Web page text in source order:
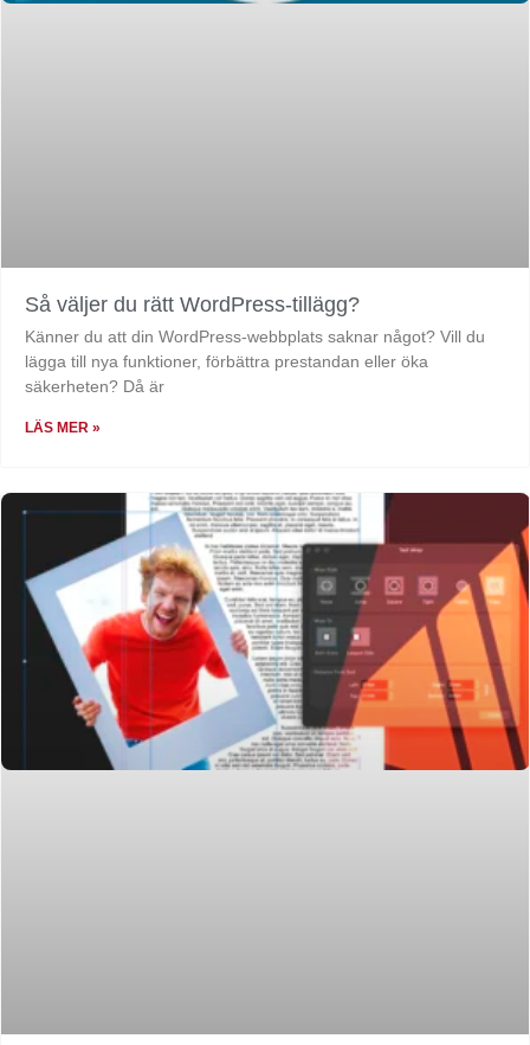
Så väljer du rätt WordPress-tillägg?
Känner du att din WordPress-webbplats saknar något? Vill du
lägga till nya funktioner, förbättra prestandan eller öka
säkerheten? Då är
LÄS MER »